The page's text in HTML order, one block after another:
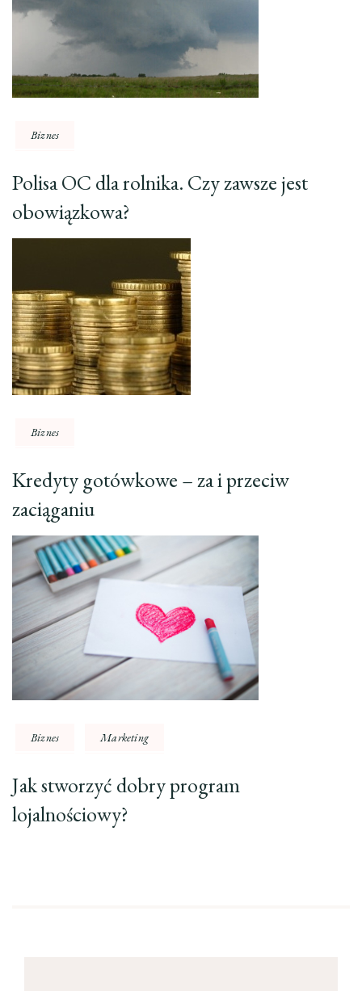
Biznes
Polisa OC dla rolnika. Czy zawsze jest
obowiązkowa?
Biznes
Kredyty gotówkowe – za i przeciw
zaciąganiu
Biznes Marketing
Jak stworzyć dobry program
lojalnościowy?